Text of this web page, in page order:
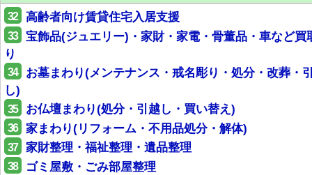
32 高齢者向け賃貸住宅入居支援
33
宝飾品(ジュエリー)・家財・家電・骨董品・車など買
り
34
お墓まわり(メンテナンス・戒名彫り・処分・改葬・
し)
35 お仏壇まわり(処分・引越し・買い替え)
36 家まわり(リフォーム・不用品処分・解体)
37 家財整理・福祉整理・遺品整理
38 ゴミ屋敷・ごみ部屋整理